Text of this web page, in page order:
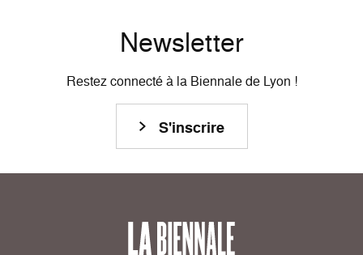
Newsletter
Restez connecté à la Biennale de Lyon !
S'inscrire